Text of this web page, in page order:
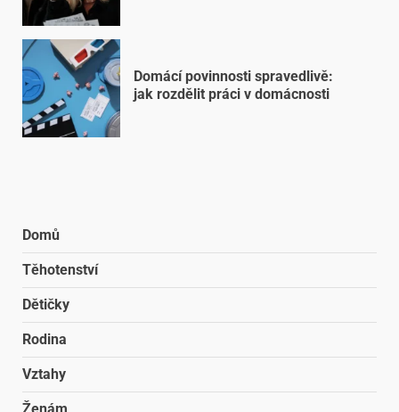
Domácí povinnosti spravedlivě:
jak rozdělit práci v domácnosti
Domů
Těhotenství
Dětičky
Rodina
Vztahy